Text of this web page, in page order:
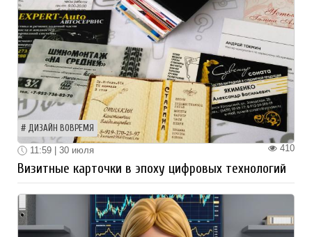
ДИЗАЙН ВОВРЕМЯ
410
11:59 | 30 июля
Визитные карточки в эпоху цифровых технологий